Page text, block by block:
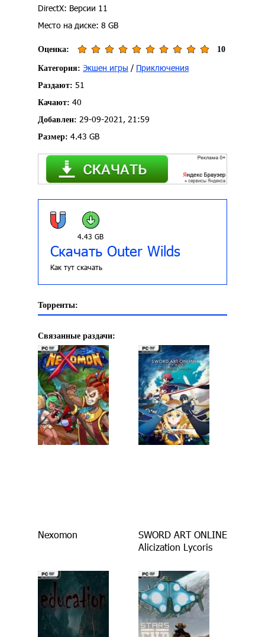
DirectX: Версии 11
Место на диске: 8 GB
Оценка: 10
Категория: Экшен игры / Приключения
Раздают: 51
Качают: 40
Добавлен: 29-09-2021, 21:59
Размер: 4.43 GB
4.43 GB
Скачать Outer Wilds
Как тут скачать
Торренты:
Связанные раздачи:
Nexomon
SWORD ART ONLINE
Alicization Lycoris